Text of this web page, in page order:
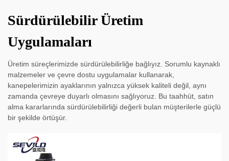
Sürdürülebilir Üretim
Uygulamaları
Üretim süreçlerimizde sürdürülebilirliğe bağlıyız. Sorumlu kaynaklı
malzemeler ve çevre dostu uygulamalar kullanarak,
kanepelerimizin ayaklarının yalnızca yüksek kaliteli değil, aynı
zamanda çevreye duyarlı olmasını sağlıyoruz. Bu taahhüt, satın
alma kararlarında sürdürülebilirliği değerli bulan müşterilerle güçlü
bir şekilde örtüşür.